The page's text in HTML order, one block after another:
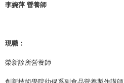
李婉萍 營養師
現職：
榮新診所營養師